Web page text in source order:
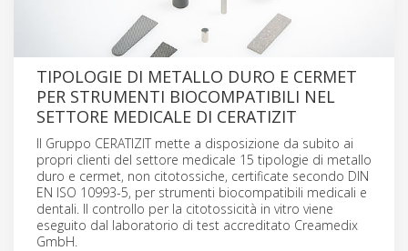
TIPOLOGIE DI METALLO DURO E CERMET
PER STRUMENTI BIOCOMPATIBILI NEL
SETTORE MEDICALE DI CERATIZIT
Il Gruppo CERATIZIT mette a disposizione da subito ai
propri clienti del settore medicale 15 tipologie di metallo
duro e cermet, non citotossiche, certificate secondo DIN
EN ISO 10993-5, per strumenti biocompatibili medicali e
dentali. Il controllo per la citotossicità in vitro viene
eseguito dal laboratorio di test accreditato Creamedix
GmbH.